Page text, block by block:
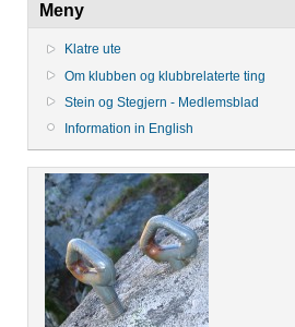
Meny
Klatre ute
Om klubben og klubbrelaterte ting
Stein og Stegjern - Medlemsblad
Information in English